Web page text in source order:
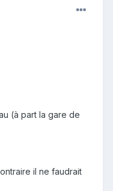
(à part la gare de
il ne faudrait